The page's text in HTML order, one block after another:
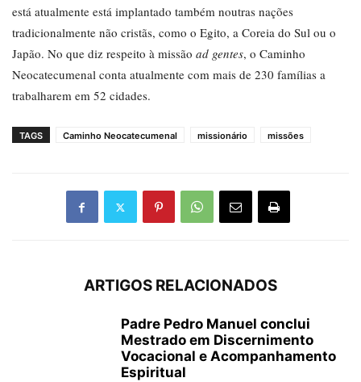
está atualmente está implantado também noutras nações
tradicionalmente não cristãs, como o Egito, a Coreia do Sul ou o
Japão. No que diz respeito à missão ad gentes, o Caminho
Neocatecumenal conta atualmente com mais de 230 famílias a
trabalharem em 52 cidades.
TAGS Caminho Neocatecumenal missionário missões
ARTIGOS RELACIONADOS
Padre Pedro Manuel conclui
Mestrado em Discernimento
Vocacional e Acompanhamento
Espiritual